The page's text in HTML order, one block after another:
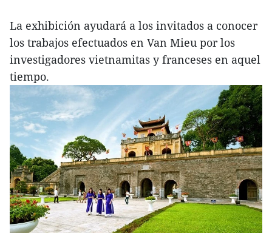
La exhibición ayudará a los invitados a conocer
los trabajos efectuados en Van Mieu por los
investigadores vietnamitas y franceses en aquel
tiempo.